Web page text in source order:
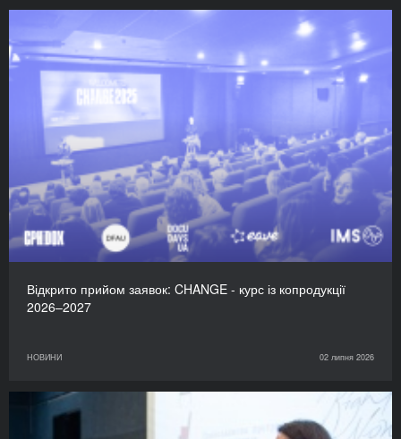
Відкрито прийом заявок: CHANGE - курс із копродукції
2026–2027
НОВИНИ 02 липня 2026